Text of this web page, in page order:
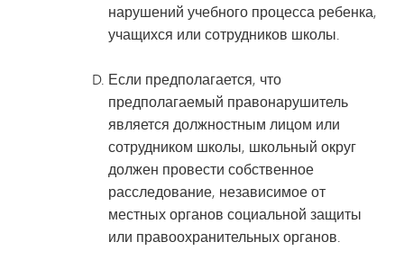
нарушений учебного процесса ребенка,
учащихся или сотрудников школы.
Если предполагается, что
предполагаемый правонарушитель
является должностным лицом или
сотрудником школы, школьный округ
должен провести собственное
расследование, независимое от
местных органов социальной защиты
или правоохранительных органов.